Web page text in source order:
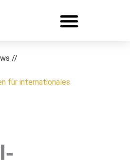
//
für internationales